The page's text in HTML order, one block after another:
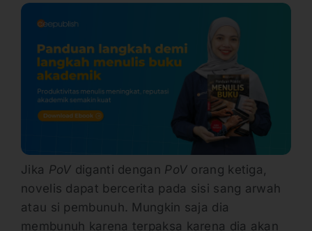
Jika PoV diganti dengan PoV orang ketiga,
novelis dapat bercerita pada sisi sang arwah
atau si pembunuh. Mungkin saja dia
membunuh karena terpaksa karena dia akan